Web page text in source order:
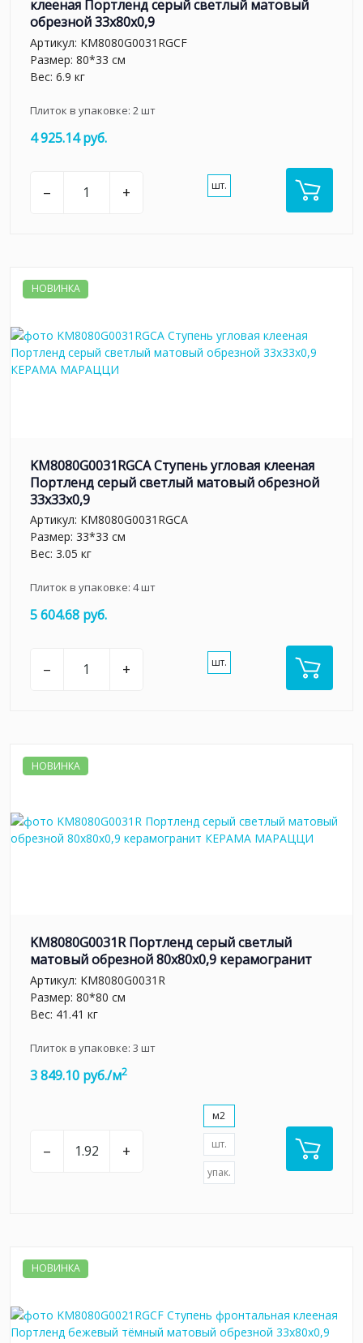
клееная Портленд серый светлый матовый
обрезной 33x80x0,9
Артикул: KM8080G0031RGCF
Размер: 80*33 см
Вес: 6.9 кг
Плиток в упаковке: 2шт
4 925.14 руб.
– + шт.
НОВИНКА
KM8080G0031RGCA Ступень угловая клееная
Портленд серый светлый матовый обрезной
33x33x0,9
Артикул: KM8080G0031RGCA
Размер: 33*33 см
Вес: 3.05 кг
Плиток в упаковке: 4шт
5 604.68 руб.
– + шт.
НОВИНКА
KM8080G0031R Портленд серый светлый
матовый обрезной 80x80x0,9 керамогранит
Артикул: KM8080G0031R
Размер: 80*80 см
Вес: 41.41 кг
Плиток в упаковке: 3 шт
3 849.10 руб./м2
– +
м2
шт.
упак.
НОВИНКА